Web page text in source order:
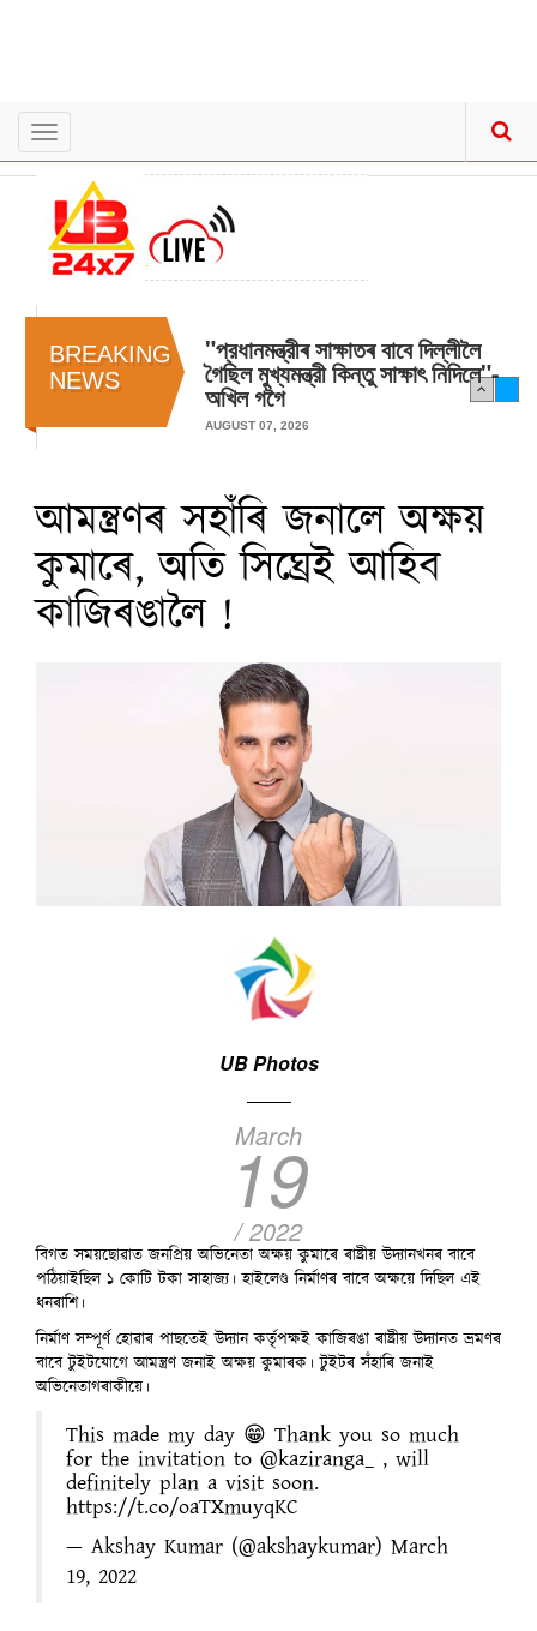
Toggle
navigation
BREAKING
NEWS
"প্রধানমন্ত্রীৰ সাক্ষাতৰ বাবে দিল্লীলৈ
গৈছিল মুখ্যমন্ত্রী কিন্তু সাক্ষাৎ‍ নিদিলে"-
অখিল গগৈ
AUGUST 07, 2026
আমন্ত্ৰণৰ সহাঁৰি জনালে অক্ষয়
কুমাৰে, অতি সিঘ্ৰেই আহিব
কাজিৰঙালৈ !
UB Photos
March
19
/ 2022
বিগত সময়ছোৱাত জনপ্ৰিয় অভিনেতা অক্ষয় কুমাৰে ৰাষ্ট্ৰীয় উদ্যানখনৰ বাবে
পঠিয়াইছিল ১ কোটি টকা সাহাজ্য। হাইলেণ্ড নিৰ্মাণৰ বাবে অক্ষয়ে দিছিল এই
ধনৰাশি।
নিৰ্মাণ সম্পূৰ্ণ হোৱাৰ পাছতেই উদ্যান কৰ্তৃপক্ষই কাজিৰঙা ৰাষ্ট্ৰীয় উদ্যানত ভ্ৰমণৰ
বাবে টুইটযোগে আমন্ত্ৰণ জনাই অক্ষয় কুমাৰক। টুইটৰ সঁহাৰি জনাই
অভিনেতাগৰাকীয়ে।
This made my day 😁 Thank you so much
for the invitation to @kaziranga_ , will
definitely plan a visit soon.
https://t.co/oaTXmuyqKC
— Akshay Kumar (@akshaykumar) March
19, 2022